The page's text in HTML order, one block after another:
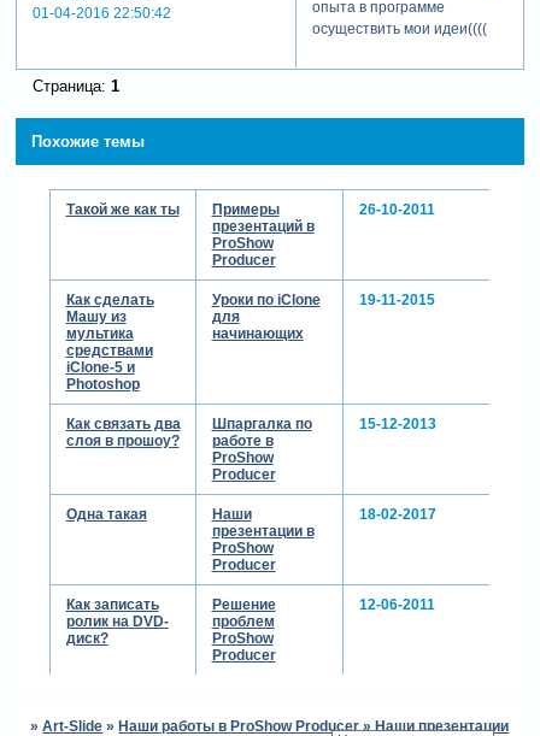
01-04-2016 22:50:42
опыта в программе
осуществить мои идеи((((
приближение больше
фразу ложись я
Страница: 1
Похожие темы
Такой же как ты
Примеры
презентаций в
ProShow
Producer
26-10-2011
Как сделать
Машу из
мультика
средствами
iClone-5 и
Photoshop
Уроки по iClone
для
начинающих
19-11-2015
Как связать два
слоя в прошоу?
Шпаргалка по
работе в
ProShow
Producer
15-12-2013
Одна такая
Наши
презентации в
ProShow
Producer
18-02-2017
Как записать
ролик на DVD-
диск?
Решение
проблем
ProShow
Producer
12-06-2011
»Art-Slide »Наши работы в ProShow Producer »Наши презентации